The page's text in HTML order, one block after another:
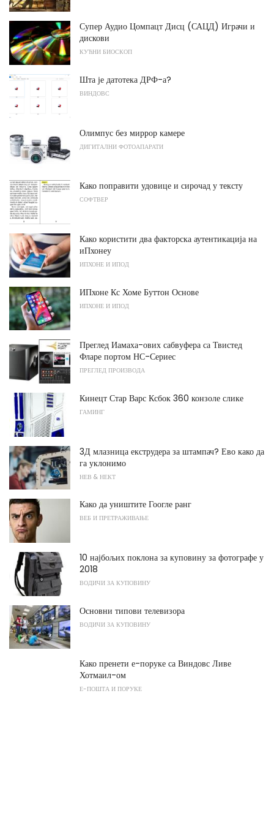
Супер Аудио Цомпацт Дисц (САЦД) Играчи и
дискови
КУЋНИ БИОСКОП
Шта је датотека ДРФ-а?
ВИНДОВС
Олимпус без миррор камере
ДИГИТАЛНИ ФОТОАПАРАТИ
Како поправити удовице и сирочад у тексту
СОФТВЕР
Како користити два факторска аутентикација на
иПхонеу
ИПХОНЕ И ИПОД
ИПхоне Кс Хоме Буттон Основе
ИПХОНЕ И ИПОД
Преглед Иамаха-ових сабвуфера са Твистед
Фларе портом НС-Сериес
ПРЕГЛЕД ПРОИЗВОДА
Кинецт Стар Варс Ксбок 360 конзоле слике
ГАМИНГ
3Д млазница екструдера за штампач? Ево како да
га уклонимо
НЕВ & НЕКТ
Како да уништите Гоогле ранг
ВЕБ И ПРЕТРАЖИВАЊЕ
10 најбољих поклона за куповину за фотографе у
2018
ВОДИЧИ ЗА КУПОВИНУ
Основни типови телевизора
ВОДИЧИ ЗА КУПОВИНУ
Како пренети е-поруке са Виндовс Ливе
Хотмаил-ом
Е-ПОШТА И ПОРУКЕ